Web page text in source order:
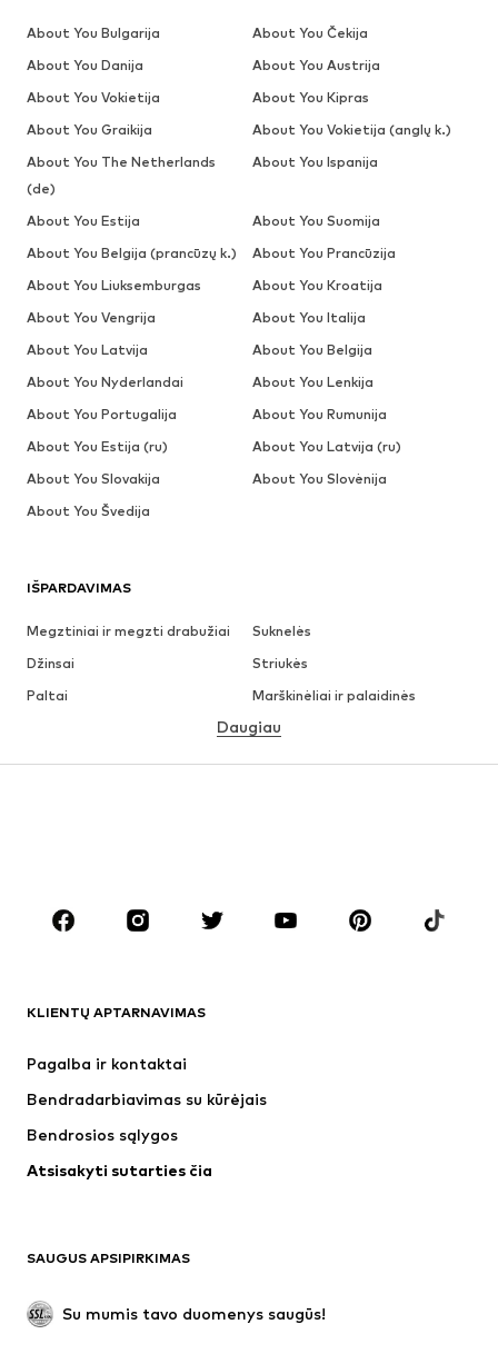
IŠPARDAVIMAS
Megztiniai ir megzti drabužiai
Suknelės
Džinsai
Striukės
Paltai
Marškinėliai ir palaidinės
Apatiniai
Sijonai
Palaidinės ir tunikos
Aksesuarai
Premium
Naujienos
Apatiniai
Paltai
Proginiai
Išskirtiniai
Daugiau
KLIENTŲ APTARNAVIMAS
Pagalba ir kontaktai
Bendradarbiavimas su kūrėjais
Bendrosios sąlygos
Atsisakyti sutarties čia
SAUGUS APSIPIRKIMAS
Su mumis tavo duomenys saugūs!
About You Bulgarija
About You Čekija
About You Danija
About You Austrija
About You Vokietija
About You Kipras
About You Graikija
About You Vokietija (anglų k.)
About You The Netherlands
(de)
About You Ispanija
About You Estija
About You Suomija
About You Belgija (prancūzų k.)
About You Prancūzija
About You Liuksemburgas
About You Kroatija
About You Vengrija
About You Italija
About You Latvija
About You Belgija
About You Nyderlandai
About You Lenkija
About You Portugalija
About You Rumunija
About You Estija (ru)
About You Latvija (ru)
About You Slovakija
About You Slovėnija
About You Švedija